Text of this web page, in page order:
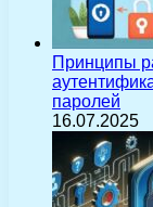
Принципы
паролей
16.07.2025